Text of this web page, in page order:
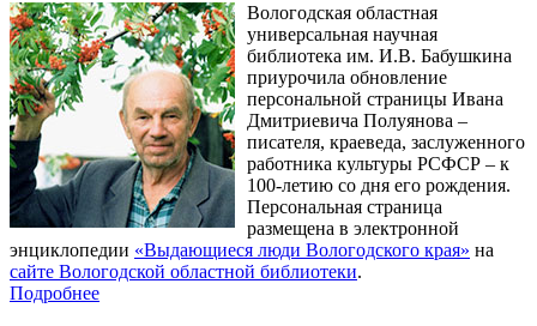
Вологодская областная
универсальная научная
библиотека им. И.В. Бабушкина
приурочила обновление
персональной страницы Ивана
Дмитриевича Полуянова –
писателя, краеведа, заслуженного
работника культуры РСФСР – к
100‑летию со дня его рождения.
Персональная страница
размещена в электронной
энциклопедии «Выдающиеся люди Вологодского края» на
сайте Вологодской областной библиотеки.
Подробнее